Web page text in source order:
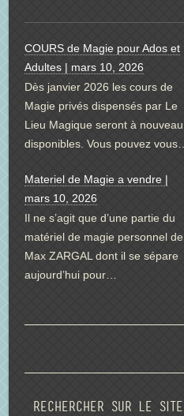
COURS de Magie pour Ados et
Adultes | mars 10, 2026
Dès janvier 2026 les cours de
Magie privés dispensés par Le
Lieu Magique seront à nouveau
disponibles. Vous pouvez vous…
Materiel de Magie a vendre |
mars 10, 2026
Il ne s’agit que d’une partie du
matériel de magie personnel de
Max ZARGAL dont il se sépare
aujourd’hui pour…
Rechercher sur le site